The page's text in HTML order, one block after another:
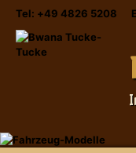
Tel: +49 4826 5208
Sprache auswählen